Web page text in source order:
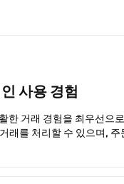
사용 경험
한 거래 경험을 최우선으
래를 처리할 수 있으며,